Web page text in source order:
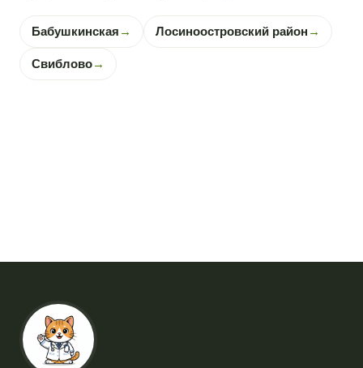
Бабушкинская → Лосиноостровский район →
Свиблово→